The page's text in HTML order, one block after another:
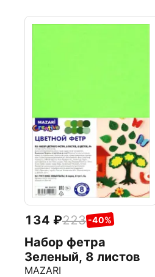
134 223 -40%
Набор фетра
Зеленый, 8 листов
MAZARI